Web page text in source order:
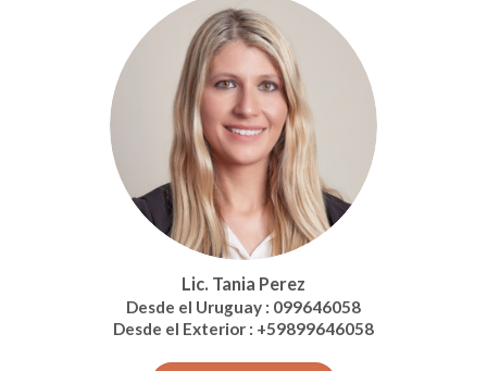
Lic. Tania Perez
Desde el Uruguay : 099646058
Desde el Exterior : +59899646058